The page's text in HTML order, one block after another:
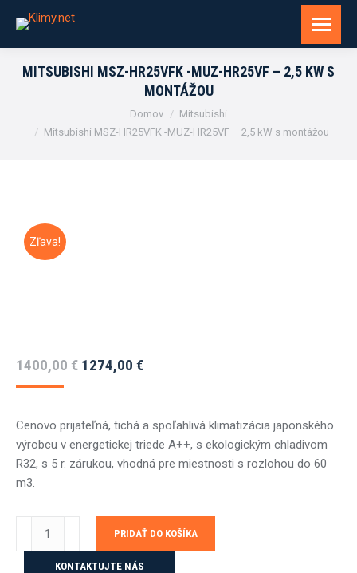
MITSUBISHI MSZ-HR25VFK -MUZ-HR25VF – 2,5 KW S
MONTÁŽOU
Domov
Mitsubishi
Mitsubishi MSZ-HR25VFK -MUZ-HR25VF – 2,5 kW s montážou
Zľava!
1400,00€ Pôvodná
1400,00 €.
1274,00 €Aktuálna
1274,00 €.
Cenovo prijateľná, tichá a spoľahlivá klimatizácia japonského
výrobcu v energetickej triede A++, s ekologickým chladivom
R32, s 5 r. zárukou, vhodná pre miestnosti s rozlohou do 60
m3.
PRIDAŤ DO KOŠÍKA
KONTAKTUJTE NÁS